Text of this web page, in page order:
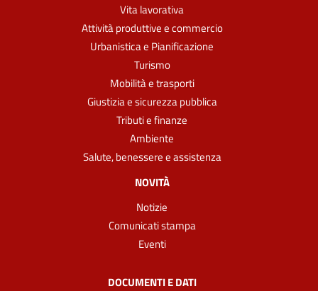
Vita lavorativa
Attività produttive e commercio
Urbanistica e Pianificazione
Turismo
Mobilità e trasporti
Giustizia e sicurezza pubblica
Tributi e finanze
Ambiente
Salute, benessere e assistenza
NOVITÀ
Notizie
Comunicati stampa
Eventi
DOCUMENTI E DATI